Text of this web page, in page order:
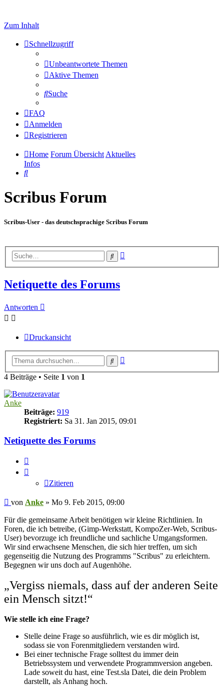
Zum Inhalt
Schnellzugriff
Unbeantwortete Themen
Aktive Themen
Suche
FAQ
Anmelden
Registrieren
Home Forum Übersicht Aktuelles
Infos
Suche
Scribus Forum
Scribus-User - das deutschsprachige Scribus Forum
Suche
Netiquette des Forums
Antworten
Druckansicht
Suche
4 Beiträge • Seite 1 von 1
Anke
Beiträge: 919
Registriert: Sa 31. Jan 2015, 09:01
Netiquette des Forums
Zitieren
Beitrag
von Anke » Mo 9. Feb 2015, 09:00
Für die gemeinsame Arbeit benötigen wir kleine Richtlinien. In
Foren, die ich betreibe, (Gimp-Werkstatt, KompoZer-Web, Scribus-
User) bevorzuge ich freundliche und sachliche Umgangsformen.
Wir sind erwachsene Menschen, die sich hier treffen, um sich
gegenseitig die Nutzung des Programms "Scribus" zu erleichtern.
Begegnen wir uns doch auf Augenhöhe.
„Vergiss niemals, dass auf der anderen Seite
ein Mensch sitzt!“
Wie stelle ich eine Frage?
Stelle deine Frage so ausführlich, wie es dir möglich ist,
sodass sie von Forenmitgliedern verstanden wird.
Bei einer technische Frage solltest du immer dein
Betriebssystem und verwendete Programmversion angeben.
Lade soweit du hast, eine Test.sla Datei, die dein Problem
darstellt, als Anhang hoch.